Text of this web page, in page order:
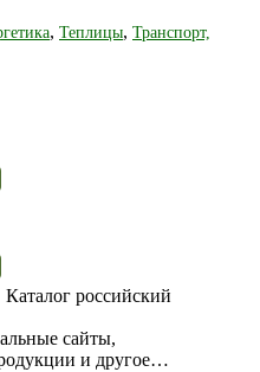
, Теплицы, Транспорт,
Каталог российский
сайты,
и другое…